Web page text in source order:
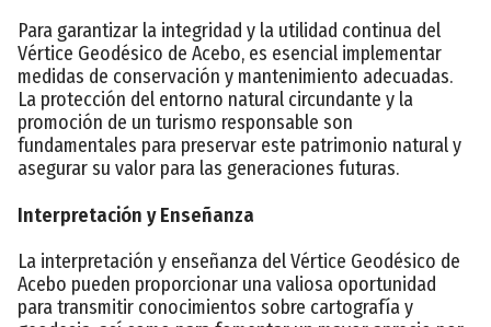
Para garantizar la integridad y la utilidad continua del
Vértice Geodésico de Acebo, es esencial implementar
medidas de conservación y mantenimiento adecuadas.
La protección del entorno natural circundante y la
promoción de un turismo responsable son
fundamentales para preservar este patrimonio natural y
asegurar su valor para las generaciones futuras.
Interpretación y Enseñanza
La interpretación y enseñanza del Vértice Geodésico de
Acebo pueden proporcionar una valiosa oportunidad
para transmitir conocimientos sobre cartografía y